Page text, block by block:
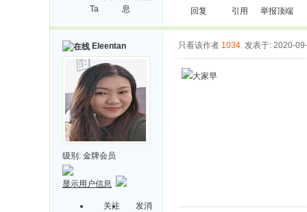
Ta
息
回复 引用 举报顶端
Eleentan
级别: 金牌会员
显示用户信息
关注
发消
只看该作者 1034 发表于: 2020-
大家早